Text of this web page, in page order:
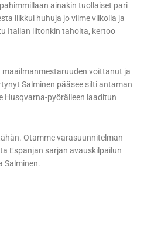
ainakin tuollaiset pari
liikkui huhuja jo viime viikolla ja
Italian liitonkin taholta, kertoo
maailmanmestaruuden voittanut ja
Salminen pääsee silti antaman
Husqvarna-pyörälleen laaditun
Otamme varasuunnitelman
Espanjan sarjan avauskilpailun
Salminen.